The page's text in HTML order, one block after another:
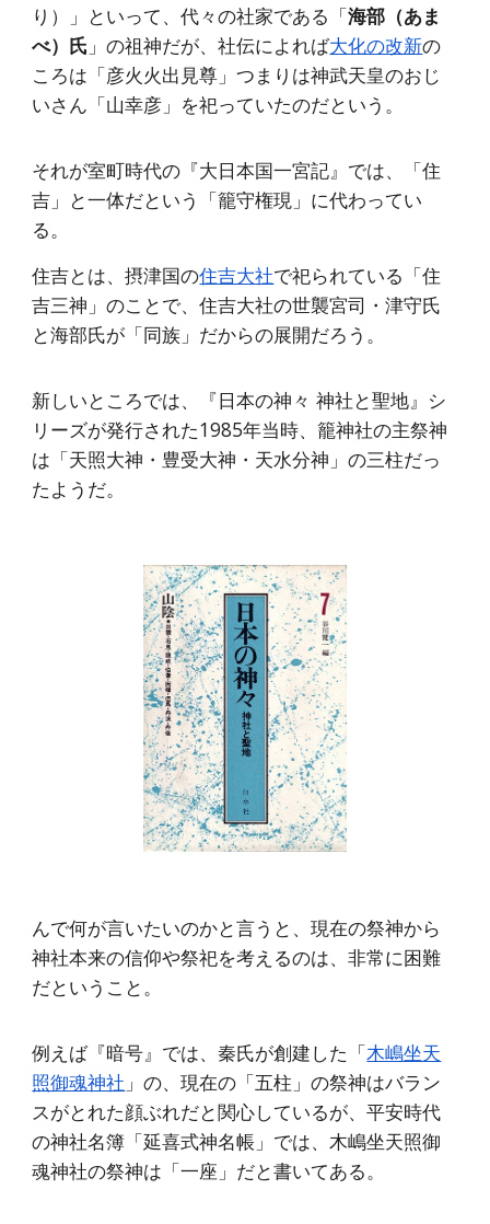
り）」といって、代々の社家である「海部（あま
べ）氏 」の祖神だが、社伝によれば大化の改新の
ころは「彦火火出見尊」つまりは神武天皇のおじ
いさん「山幸彦」を祀っていたのだという。
それが室町時代の『大日本国一宮記』では、「住
吉」と一体だという「籠守権現」に代わってい
る。
住吉とは、摂津国の住吉大社で祀られている「住
吉三神」のことで、住吉大社の世襲宮司・津守氏
と海部氏が「同族」だからの展開だろう。
新しいところでは、『日本の神々 神社と聖地』シ
リーズが発行された1985年当時、籠神社の主祭神
は「天照大神・豊受大神・天水分神」の三柱だっ
たようだ。
んで何が言いたいのかと言うと、現在の祭神から
神社本来の信仰や祭祀を考えるのは、非常に困難
だということ。
例えば『暗号』では、秦氏が創建した「木嶋坐天
照御魂神社 」の、現在の「五柱」の祭神はバラン
スがとれた顔ぶれだと関心しているが、平安時代
の神社名簿「延喜式神名帳」では、木嶋坐天照御
魂神社の祭神は「一座」だと書いてある。